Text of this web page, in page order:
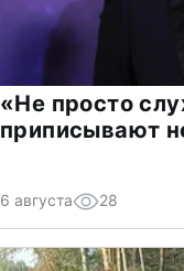
«Не просто
приписывают
6 августа 28